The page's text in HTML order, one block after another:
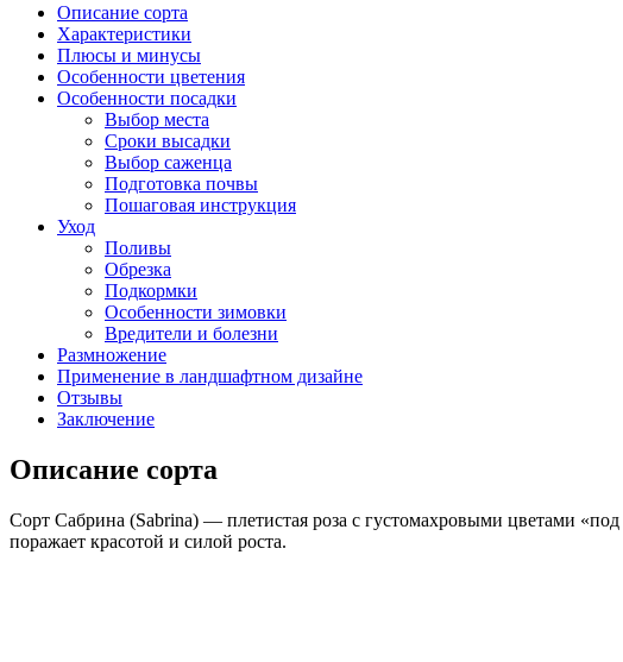
Описание сорта
Характеристики
Плюсы и минусы
Особенности цветения
Особенности посадки
Выбор места
Сроки высадки
Выбор саженца
Подготовка почвы
Пошаговая инструкция
Уход
Поливы
Обрезка
Подкормки
Особенности зимовки
Вредители и болезни
Размножение
Применение в ландшафтном дизайне
Отзывы
Заключение
Описание сорта
Сорт Сабрина (Sabrina) — плетистая роза с густомахровыми цветами
поражает красотой и силой роста.